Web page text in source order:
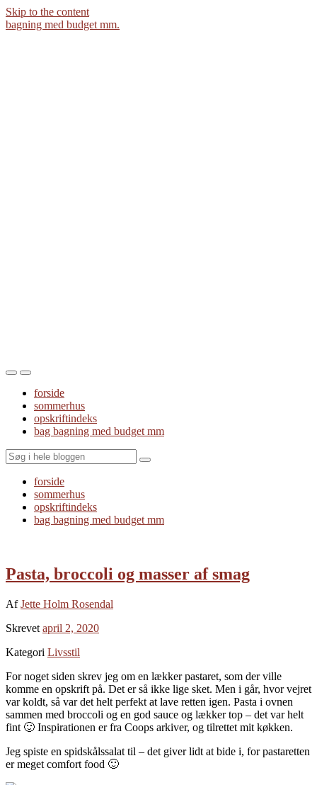
Skip to the content
bagning med budget mm.
Toggle
mobile
menu
Toggle
the
search
field
forside
sommerhus
opskriftindeks
bag bagning med budget mm
Search
forside
sommerhus
opskriftindeks
bag bagning med budget mm
Pasta, broccoli og masser af smag
AfJette Holm Rosendal
Skrevet april 2, 2020
Kategori Livsstil
For noget siden skrev jeg om en lækker pastaret, som der ville
komme en opskrift på. Det er så ikke lige sket. Men i går, hvor vejret
var koldt, så var det helt perfekt at lave retten igen. Pasta i ovnen
sammen med broccoli og en god sauce og lækker top – det var helt
fint 🙂 Inspirationen er fra Coops arkiver, og tilrettet mit køkken.
Jeg spiste en spidskålssalat til – det giver lidt at bide i, for pastaretten
er meget comfort food 🙂